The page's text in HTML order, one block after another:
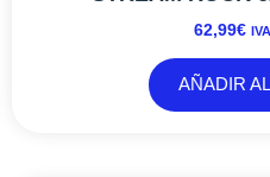
62,99€
AÑADIR